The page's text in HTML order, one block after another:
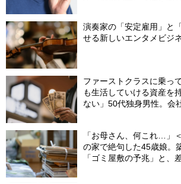
演奏家の「安定雇用」と
せる新しいエンタメビジ
ファーストクラスに乗っ
も生活していける資産を
ない」50代独身男性。会
「お母さん、何これ…」
の家で絶句した45歳娘。
「ゴミ屋敷の予兆」と、